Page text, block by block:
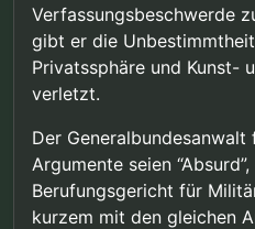
Verfassungsbeschwerde
gibt er die
Privatssphäre und Kunst-
verletzt.
Der Generalbundesanwalt
Argumente seien
Berufungsgericht für
kurzem mit den gleichen